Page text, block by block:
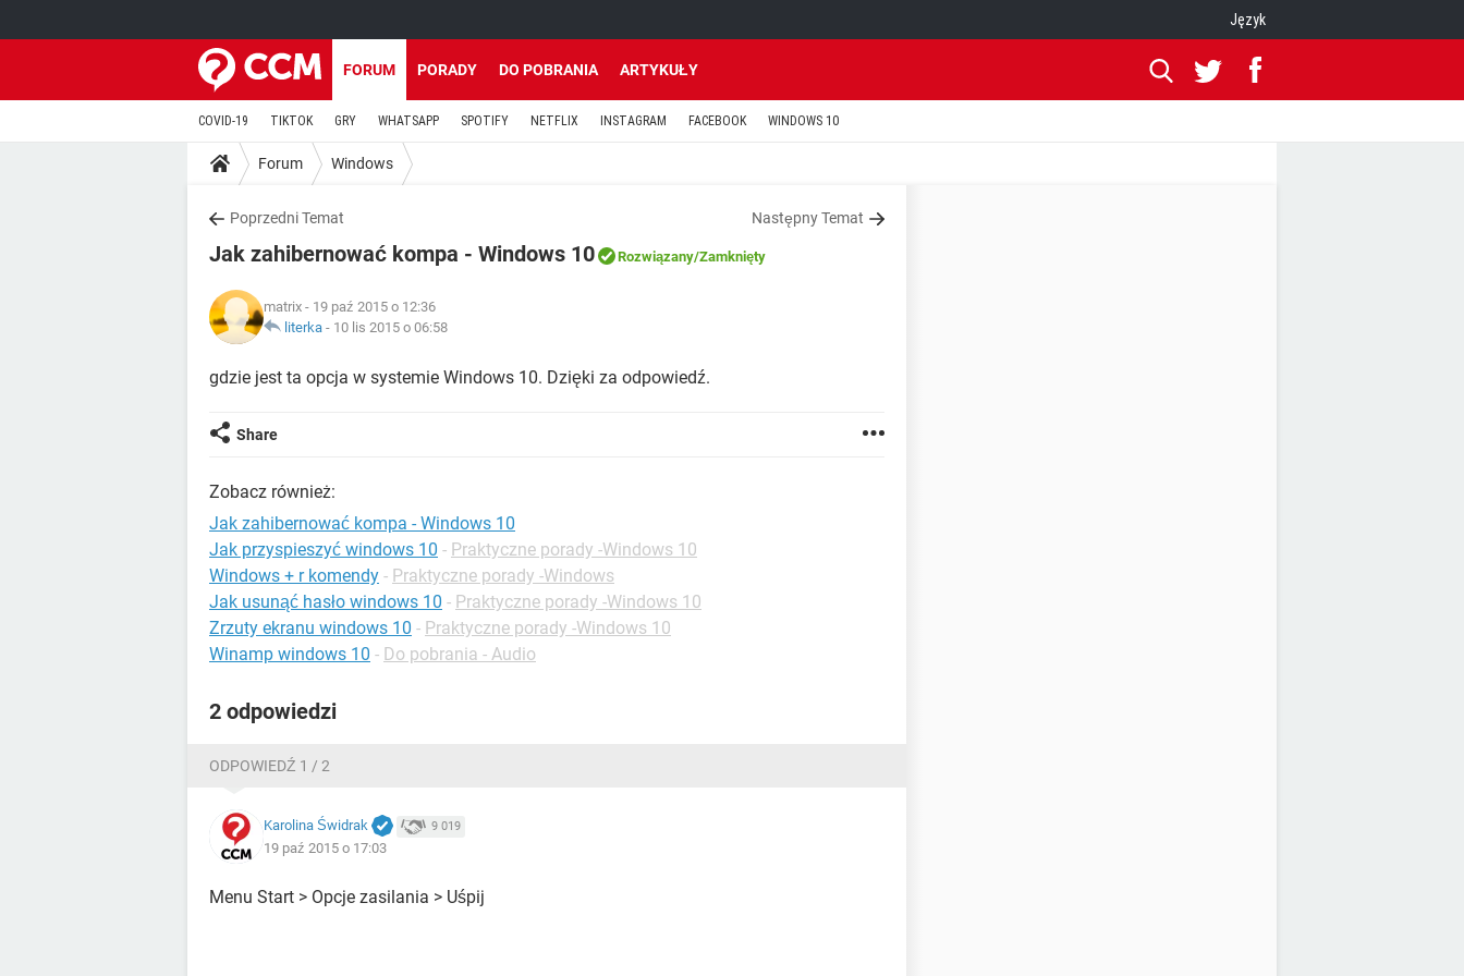
Język
FORUM PORADY DO POBRANIA ARTYKUŁY
COVID-19 TIKTOK GRY WHATSAPP SPOTIFY NETFLIX INSTAGRAM FACEBOOK WINDOWS 10
Forum Windows
Poprzedni Temat Następny Temat
Jak zahibernować kompa - Windows 10 Rozwiązany/Zamknięty
matrix - 19 paź 2015 o 12:36
literka - 10 lis 2015 o 06:58
gdzie jest ta opcja w systemie Windows 10. Dzięki za odpowiedź.
Share
Zobacz również:
Jak zahibernować kompa - Windows 10
Jak przyspieszyć windows 10 - Praktyczne porady -Windows 10
Windows + r komendy - Praktyczne porady -Windows
Jak usunąć hasło windows 10 - Praktyczne porady -Windows 10
Zrzuty ekranu windows 10 - Praktyczne porady -Windows 10
Winamp windows 10 - Do pobrania - Audio
2 odpowiedzi
ODPOWIEDŹ 1 / 2
Karolina Świdrak 9 019
19 paź 2015 o 17:03
Menu Start > Opcje zasilania > Uśpij